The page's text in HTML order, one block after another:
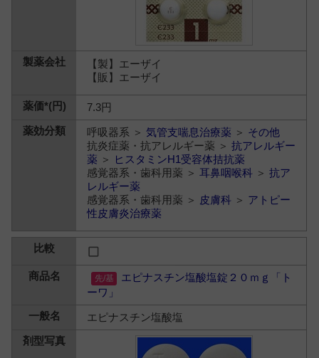
【製】エーザイ
【販】エーザイ
7.3円
呼吸器系 ＞気管支喘息治療薬 ＞ その他
抗炎症薬・抗アレルギー薬 ＞抗アレルギー
薬 ＞
ヒスタミンH1受容体拮抗薬
感覚器系・歯科用薬 ＞耳鼻咽喉科 ＞抗ア
レルギー薬
感覚器系・歯科用薬 ＞ 皮膚科 ＞ アトピー
性皮膚炎治療薬
エピナスチン塩酸塩錠２０ｍｇ「ト
ーワ」
エピナスチン塩酸塩